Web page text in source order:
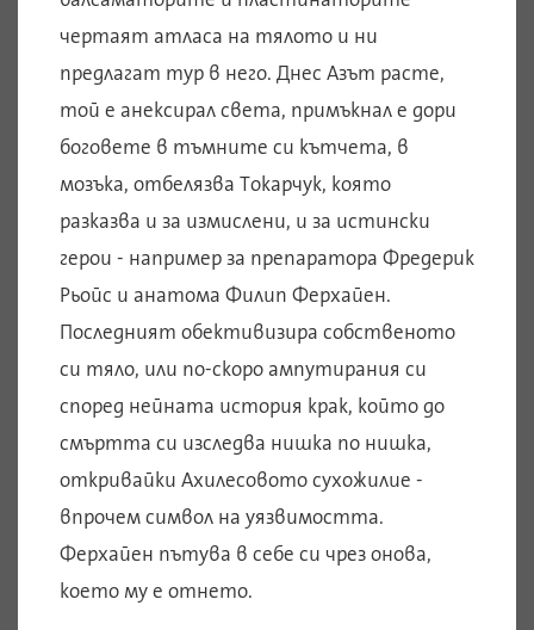
чертаят атласа на тялото и ни
предлагат тур в него. Днес Азът расте,
той е анексирал света, примъкнал е дори
боговете в тъмните си кътчета, в
мозъка, отбелязва Токарчук, която
разказва и за измислени, и за истински
герои - например за препаратора Фредерик
Рьойс и анатома Филип Ферхайен.
Последният обективизира собственото
си тяло, или по-скоро ампутирания си
според нейната история крак, който до
смъртта си изследва нишка по нишка,
откривайки Ахилесовото сухожилие -
впрочем символ на уязвимостта.
Ферхайен пътува в себе си чрез онова,
което му е отнето.